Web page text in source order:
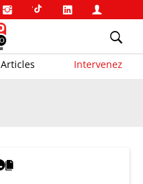
Articles Intervenez